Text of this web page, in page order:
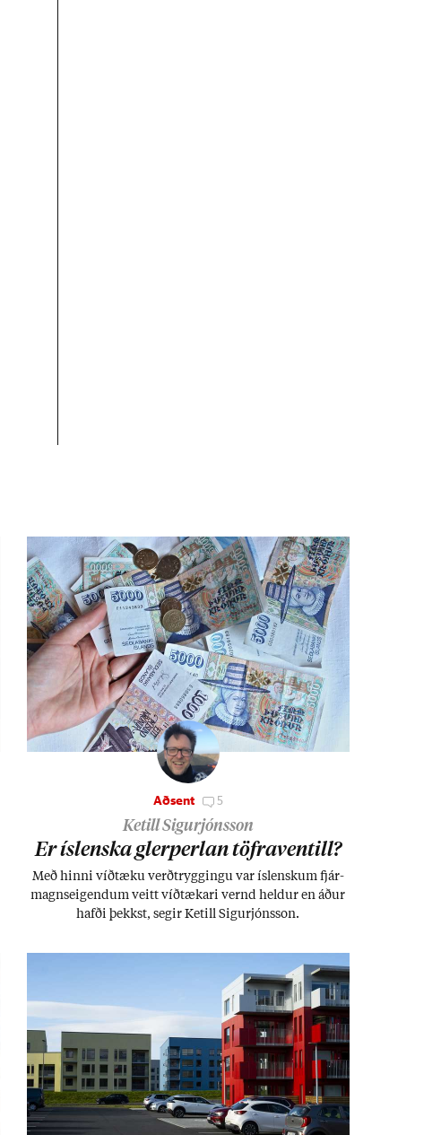
Aðsent
5
Ketill Sigurjónsson
Er ís­lenska glerperl­an töfra­ventill?
Með hinni víð­tæku verð­trygg­ingu var ís­lensk­um fjár­
magns­eig­end­um veitt víð­tæk­ari vernd held­ur en áð­ur
hafði þekkst, seg­ir Ketill Sig­ur­jóns­son.